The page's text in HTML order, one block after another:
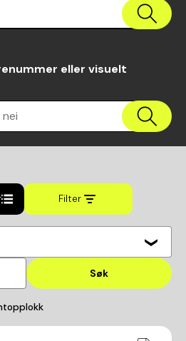
eller visuelt
Filter
Søk
topplokk